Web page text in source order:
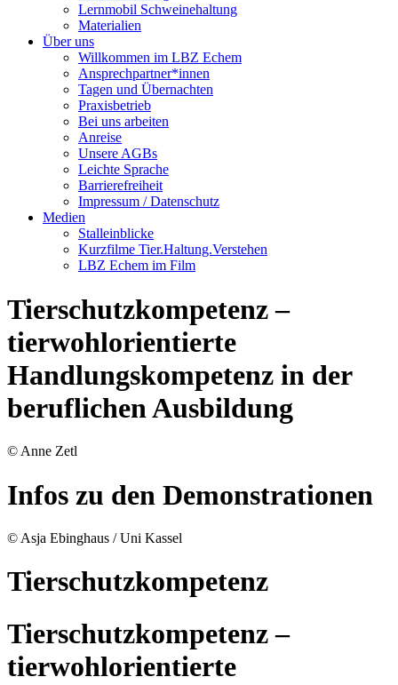
Lernmobil Schweinehaltung
Materialien
Über uns
Willkommen im LBZ Echem
Ansprechpartner*innen
Tagen und Übernachten
Praxisbetrieb
Bei uns arbeiten
Anreise
Unsere AGBs
Leichte Sprache
Barrierefreiheit
Impressum / Datenschutz
Medien
Stalleinblicke
Kurzfilme Tier.Haltung.Verstehen
LBZ Echem im Film
Tierschutzkompetenz –
tierwohlorientierte
Handlungskompetenz in der
beruflichen Ausbildung
© Anne Zetl
Infos zu den Demonstrationen
© Asja Ebinghaus / Uni Kassel
Tierschutzkompetenz
Tierschutzkompetenz –
tierwohlorientierte